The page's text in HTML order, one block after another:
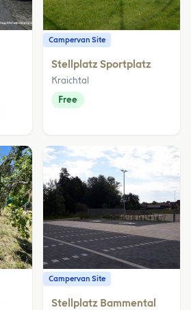
Campervan Site
Stellplatz Sportplatz
Kraichtal
Free
Campervan Site
Stellplatz Bammental